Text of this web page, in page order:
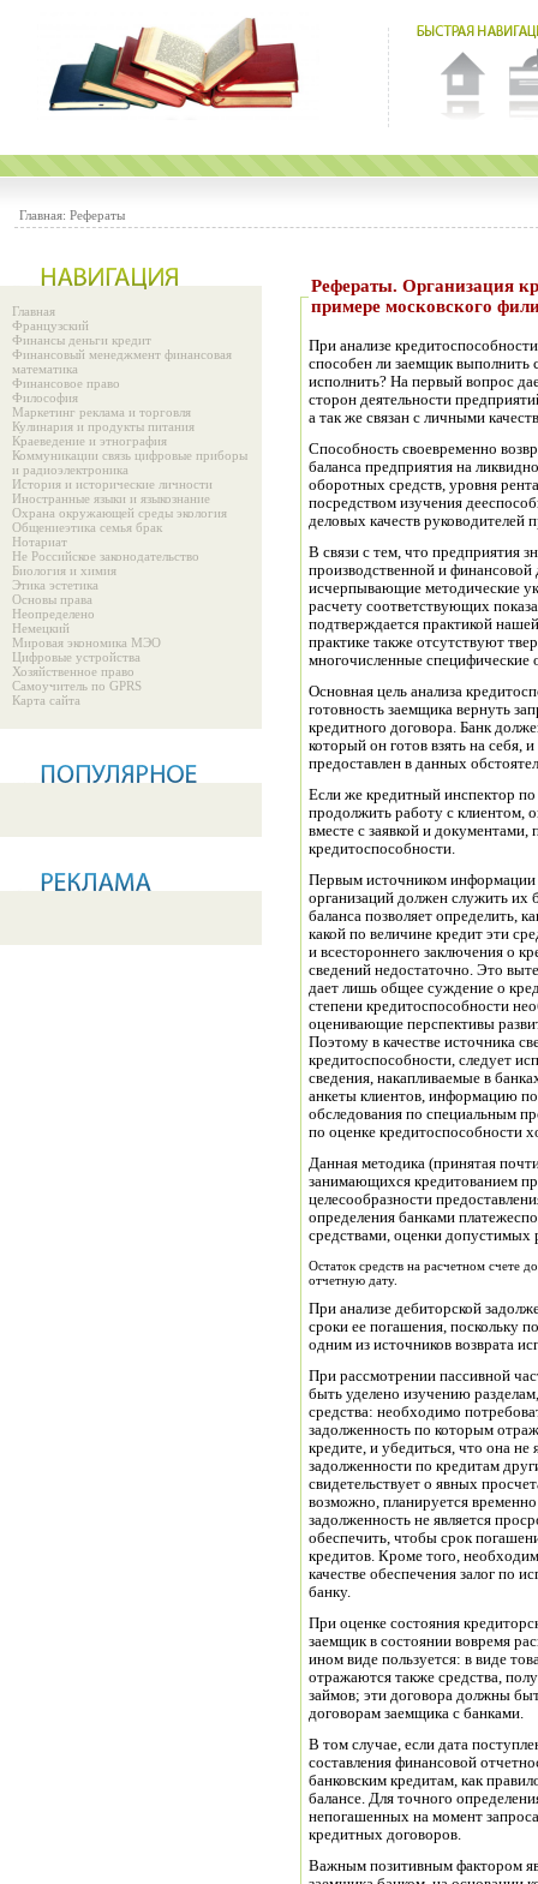
Главная: Рефераты
Главная
Французский
Финансы деньги кредит
Финансовый менеджмент финансовая
математика
Финансовое право
Философия
Маркетинг реклама и торговля
Кулинария и продукты питания
Краеведение и этнография
Коммуникации связь цифровые приборы
и радиоэлектроника
История и исторические личности
Иностранные языки и языкознание
Охрана окружающей среды экология
Общениеэтика семья брак
Нотариат
Не Российское законодательство
Биология и химия
Этика эстетика
Основы права
Неопределено
Немецкий
Мировая экономика МЭО
Цифровые устройства
Хозяйственное право
Самоучитель по GPRS
Карта сайта
Рефераты. Организация кредитования юридических лиц (на
примере московского
При анализе
способен ли заемщик выполнить
исполнить? На первый вопрос
сторон деятельности
а так же связан с личными
Способность своевременно
баланса предприятия на
оборотных средств, уровня
посредством изучения
деловых качеств руководителей
В связи с тем, что предприятия
производственной и финансовой
исчерпывающие методические
расчету соответствующих
подтверждается практикой
практике также отсутствуют
многочисленные специфические
Основная цель анализа
готовность заемщика вернуть
кредитного договора. Банк
который он готов взять на себя,
предоставлен в данных
Если же кредитный инспектор
продолжить работу с клиентом,
вместе с заявкой и
кредитоспособности.
Первым источником информации
организаций должен служить их
баланса позволяет определить,
какой по величине кредит эти
и всестороннего заключения о
сведений недостаточно. Это
дает лишь общее суждение о
степени кредитоспособности
оценивающие перспективы
Поэтому в качестве источника
кредитоспособности, следует
сведения, накапливаемые в
анкеты клиентов, информацию
обследования по специальным
по оценке кредитоспособности
Данная методика (принятая
занимающихся кредитованием
целесообразности
определения банками
средствами, оценки допустимых
Остаток средств на расчетном счете
отчетную дату.
При анализе дебиторской
сроки ее погашения, поскольку
одним из источников возврата
При рассмотрении пассивной
быть уделено изучению
средства: необходимо
задолженность по которым
кредите, и убедиться, что она
задолженности по кредитам
свидетельствует о явных
возможно, планируется
задолженность не является
обеспечить, чтобы срок
кредитов. Кроме того,
качестве обеспечения залог по
банку.
При оценке состояния
заемщик в состоянии вовремя
ином виде пользуется: в виде
отражаются также средства,
займов; эти договора должны
договорам заемщика с банками.
В том случае, если дата
составления финансовой
банковским кредитам, как
балансе. Для точного
непогашенных на момент
кредитных договоров.
Важным позитивным фактором